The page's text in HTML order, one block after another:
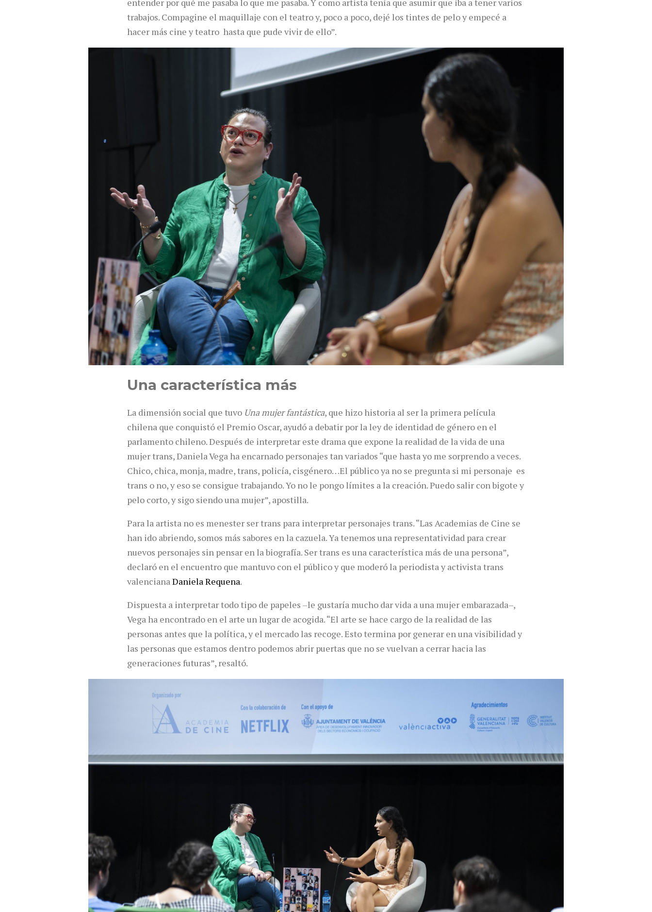
entender por qué me pasaba lo que me pasaba. Y como artista tenía que asumir que iba a tener varios
trabajos. Compagine el maquillaje con el teatro y, poco a poco, dejé los tintes de pelo y empecé a
hacer más cine y teatro hasta que pude vivir de ello”.
Una característica más
La dimensión social que tuvo Una mujer fantástica, que hizo historia al ser la primera película
chilena que conquistó el Premio Oscar, ayudó a debatir por la ley de identidad de género en el
parlamento chileno. Después de interpretar este drama que expone la realidad de la vida de una
mujer trans, Daniela Vega ha encarnado personajes tan variados “que hasta yo me sorprendo a veces.
Chico, chica, monja, madre, trans, policía, cisgénero…El público ya no se pregunta si mi personaje es
trans o no, y eso se consigue trabajando. Yo no le pongo límites a la creación. Puedo salir con bigote y
pelo corto, y sigo siendo una mujer”, apostilla.
Para la artista no es menester ser trans para interpretar personajes trans. “Las Academias de Cine se
han ido abriendo, somos más sabores en la cazuela. Ya tenemos una representatividad para crear
nuevos personajes sin pensar en la biografía. Ser trans es una característica más de una persona”,
declaró en el encuentro que mantuvo con el público y que moderó la periodista y activista trans
valencianaDaniela Requena.
Dispuesta a interpretar todo tipo de papeles –le gustaría mucho dar vida a una mujer embarazada–,
Vega ha encontrado en el arte un lugar de acogida. “El arte se hace cargo de la realidad de las
personas antes que la política, y el mercado las recoge. Esto termina por generar en una visibilidad y
las personas que estamos dentro podemos abrir puertas que no se vuelvan a cerrar hacia las
generaciones futuras”, resaltó.